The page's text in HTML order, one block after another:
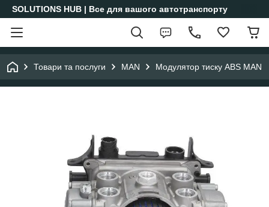
SOLUTIONS HUB | Все для вашого автотранспорту
Товари та послуги MAN Модулятор тиску ABS MAN